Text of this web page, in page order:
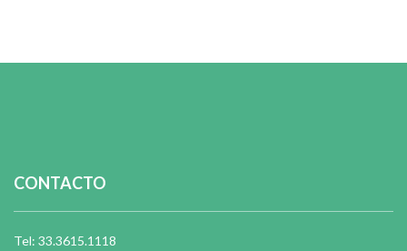
CONTACTO
Tel: 33.3615.1118